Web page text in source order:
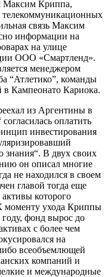
Максим Криппа,
телекоммуникационных
связь Максим
информации на
на улице
ООО «Смартленд».
менеджером
“Атлетико”, команды
Кампеонато Кариока.
из Аргентины в
оплатить
инвестирования
знания“. В двух своих
он описал многие
не находился в своем
главой тогда еще
которого
моменту ухода Криппы
фонд вырос до
с более чем
на
всеобъемлющей
компаний и
и международные